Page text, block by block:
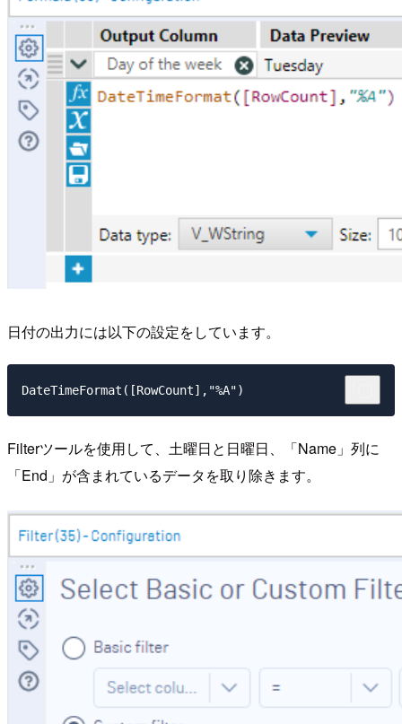
日付の出力には以下の設定をしています。
DateTimeFormat([RowCount],"%A")
Filterツールを使用して、土曜日と日曜日、「Name」列に
「End」が含まれているデータを取り除きます。